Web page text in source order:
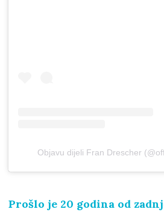
Objavu dijeli Fran Drescher
Prošlo je 20 godina od